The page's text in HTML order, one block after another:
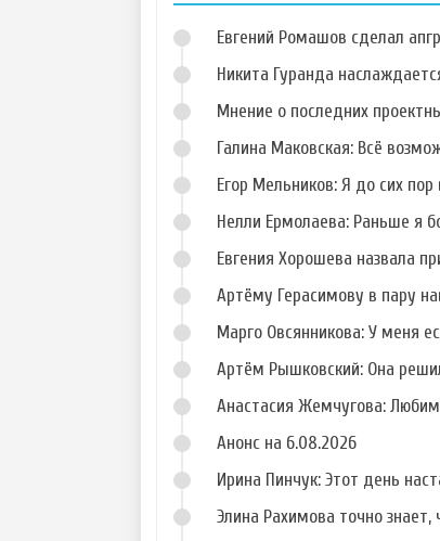
Фото Николая
Горбулина
Фото
Фото Анастасии
Ворман
Фото
Шароха
Евгений Ромашов сделал
Никита Гуранда
Мнение о последних
Галина Маковская: Всё
Егор Мельников: Я до сих пор
Нелли Ермолаева: Раньше я
Евгения Хорошева назвала
Артёму Герасимову в пару
Марго Овсянникова: У меня
Артём Рышковский: Она
Анастасия Жемчугова:
Анонс на 6.08.2026
Ирина Пинчук: Этот день
Элина Рахимова точно